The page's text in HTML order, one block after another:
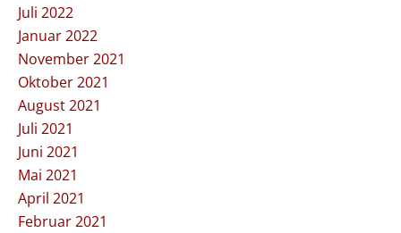
Juli 2022
Januar 2022
November 2021
Oktober 2021
August 2021
Juli 2021
Juni 2021
Mai 2021
April 2021
Februar 2021